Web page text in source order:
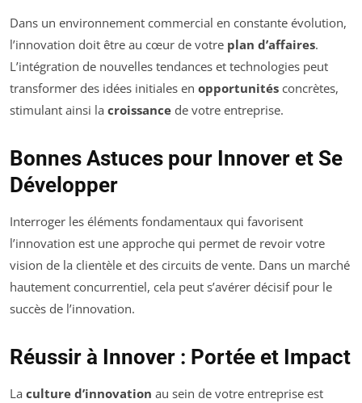
Dans un environnement commercial en constante évolution,
l’innovation doit être au cœur de votre plan d’affaires.
L’intégration de nouvelles tendances et technologies peut
transformer des idées initiales en opportunités concrètes,
stimulant ainsi la croissance de votre entreprise.
Bonnes Astuces pour Innover et Se
Développer
Interroger les éléments fondamentaux qui favorisent
l’innovation est une approche qui permet de revoir votre
vision de la clientèle et des circuits de vente. Dans un marché
hautement concurrentiel, cela peut s’avérer décisif pour le
succès de l’innovation.
Réussir à Innover : Portée et Impact
La culture d’innovation au sein de votre entreprise est